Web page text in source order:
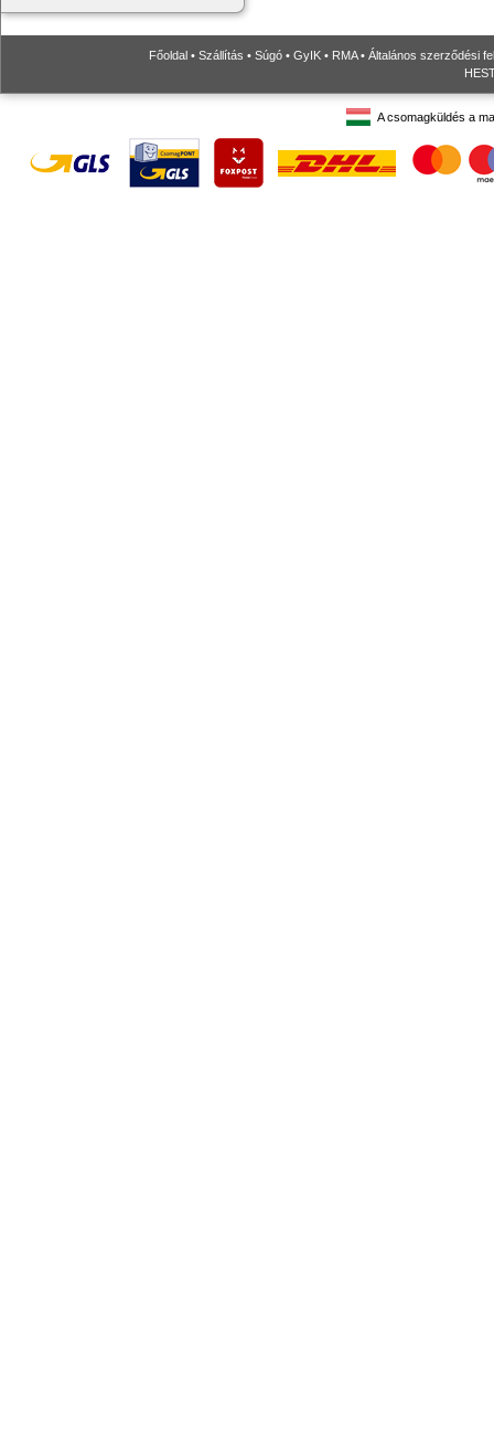
Főoldal • Szállítás • Súgó • GyIK • RMA• Általános szerződési
A csomagküldés a